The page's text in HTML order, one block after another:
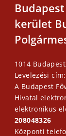
kerület
1014
Levelezési
A Budapest
Hivatal
elektronikus
208048326
Központi